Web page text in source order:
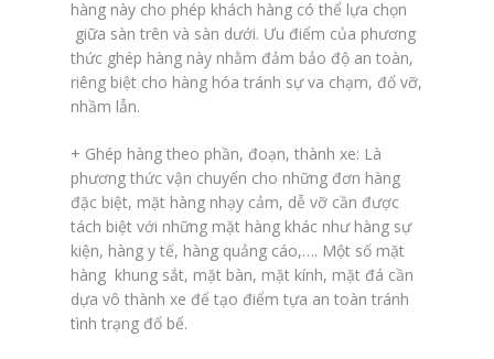
hàng này cho phép khách hàng có thể lựa chọn
giữa sàn trên và sàn dưới. Ưu điểm của phương
thức ghép hàng này nhằm đảm bảo độ an toàn,
riêng biệt cho hàng hóa tránh sự va chạm, đổ vỡ,
nhầm lẫn.
+ Ghép hàng theo phần, đoạn, thành xe: Là
phương thức vận chuyển cho những đơn hàng
đặc biệt, mặt hàng nhạy cảm, dễ vỡ cần được
tách biệt với những mặt hàng khác như hàng sự
kiện, hàng y tế, hàng quảng cáo,…. Một số mặt
hàng khung sắt, mặt bàn, mặt kính, mặt đá cần
dựa vô thành xe để tạo điểm tựa an toàn tránh
tình trạng đổ bể.